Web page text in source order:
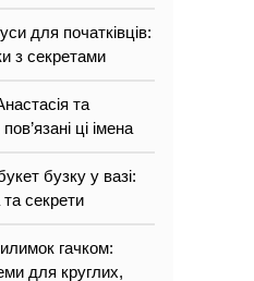
для початківців:
з секретами
та
ці імена
бузку у вазі:
секрети
гачком:
для круглих,